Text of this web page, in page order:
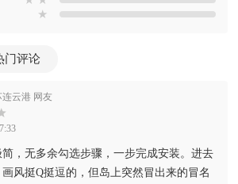
★
门评论
连云港 网友
，无多余勾选步骤，一步完成安装。进去
风挺Q挺逗的，但岛上突然冒出来的冒名